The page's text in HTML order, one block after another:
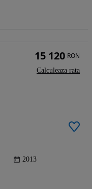
2013
15 120 RON
Calculeaza rata